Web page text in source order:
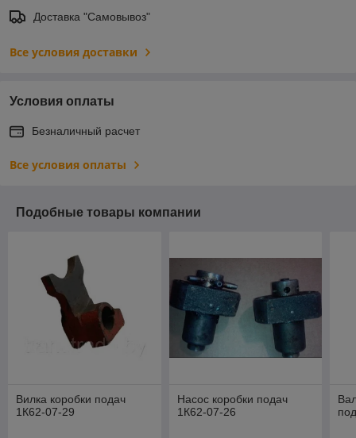
Доставка "Самовывоз"
Все условия доставки
Условия оплаты
Безналичный расчет
Все условия оплаты
Подобные товары компании
Вилка коробки подач
1К62-07-29
Насос коробки подач
1К62-07-26